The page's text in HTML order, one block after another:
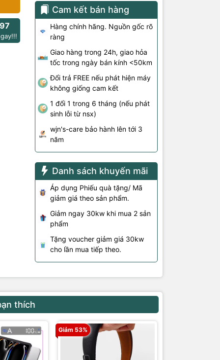
Cam kết bán hàng
Hàng chính hãng. Nguồn gốc rõ
ràng
Giao hàng trong 24h, giao hỏa
tốc trong ngày bán kính <50km
Đổi trả FREE nếu phát hiện máy
không giống cam kết
1 đổi 1 trong 6 tháng (nếu phát
sinh lỗi từ nsx)
wjn's-care bảo hành lên tới 3
năm
Danh sách khuyến mãi
Áp dụng Phiếu quà tặng/ Mã
giảm giá theo sản phẩm.
Giảm ngay 30kw khi mua 2 sản
phẩm
Tặng voucher giảm giá 30kw
cho lần mua tiếp theo.
thích
Giảm 53%